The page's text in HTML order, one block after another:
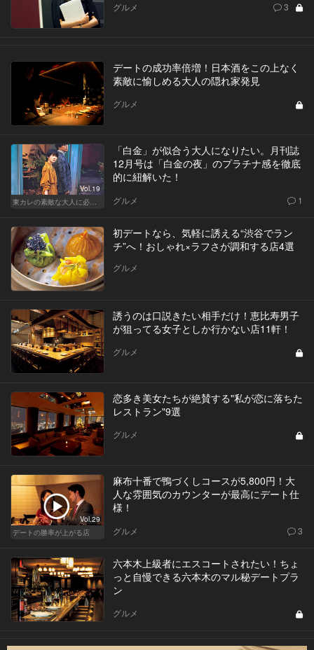
グルメ 3
デートの成功率倍増！日本酒をこの上なく
素敵に愉しめる大人の隠れ家発見
グルメ
Vol.19
東カレの素敵な大人に必要なこと
「白金」が似合う大人になりたい。月刊誌
12月号は「白金の夜」のプラチナ感を徹底
的に紐解いた！
グルメ 1
初デートなら、気軽に誘える“渋谷でラン
チ”へ！おしゃれ×ラフさが調和する店4選
グルメ
誘うのは口説きたい相手だけ！恵比寿男子
が狙ってる女子としか行かない店11軒！
グルメ
恋多き美女たちが絶賛する"私が恋に落ちた
レストラン"9選
グルメ
Vol.29
デートの勝率が上がる店
麻布十番で鴨づくしコースが5,800円！大
人な雰囲気のカウンターが最高にデート仕
様！
グルメ 3
六本木上級者にエスコートされたい！ちょ
っと自慢できる六本木のマル秘デートプラ
ン
グルメ